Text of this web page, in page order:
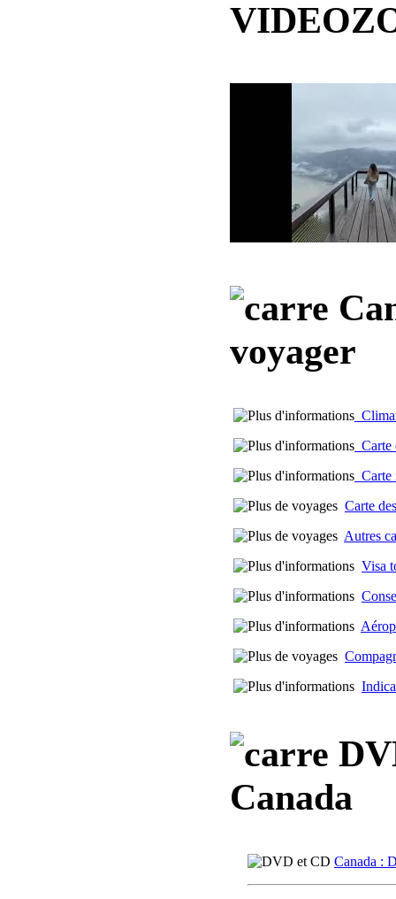
voyager
Carte
Carte
Carte
Autres
Visa
Canada
Canada :